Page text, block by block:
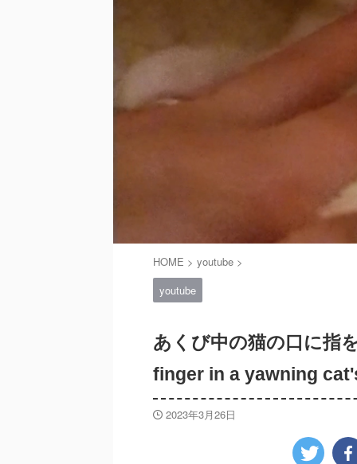
HOME > youtube >
youtube
あくび中の猫の口に
finger in a yawning
2023年3月26日